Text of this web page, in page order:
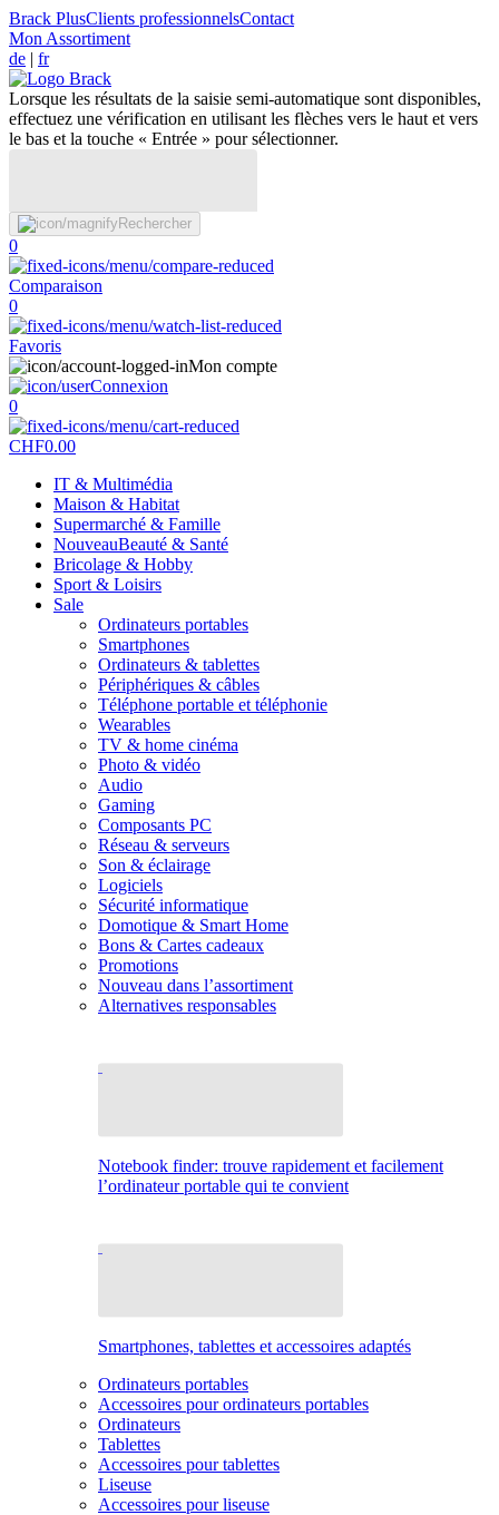
Brack PlusClients professionnelsContact
Mon Assortiment
de | fr
Lorsque les résultats de la saisie semi-automatique sont disponibles,
effectuez une vérification en utilisant les flèches vers le haut et vers
le bas et la touche « Entrée » pour sélectionner.
Rechercher
0
Comparaison
0
Favoris
Mon compte
Connexion
0
CHF0.00
IT & Multimédia
Maison & Habitat
Supermarché & Famille
NouveauBeauté & Santé
Bricolage & Hobby
Sport & Loisirs
Sale
Ordinateurs portables
Smartphones
Ordinateurs & tablettes
Périphériques & câbles
Téléphone portable et téléphonie
Wearables
TV & home cinéma
Photo & vidéo
Audio
Gaming
Composants PC
Réseau & serveurs
Son & éclairage
Logiciels
Sécurité informatique
Domotique & Smart Home
Bons & Cartes cadeaux
Promotions
Nouveau dans l’assortiment
Alternatives responsables
Notebook finder: trouve rapidement et facilement
l’ordinateur portable qui te convient
Smartphones, tablettes et accessoires adaptés
Ordinateurs portables
Accessoires pour ordinateurs portables
Ordinateurs
Tablettes
Accessoires pour tablettes
Liseuse
Accessoires pour liseuse